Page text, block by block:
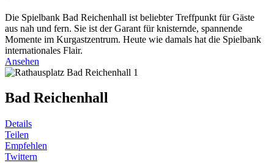
Die Spielbank Bad Reichenhall ist beliebter Treffpunkt für Gäste
aus nah und fern. Sie ist der Garant für knisternde, spannende
Momente im Kurgastzentrum. Heute wie damals hat die Spielbank
internationales Flair.
Ansehen
Bad Reichenhall
Details
Teilen
Empfehlen
Twittern